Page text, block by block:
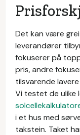
Det kan være
leverandører
fokuserer på
pris, andre
tilsvarende
Vi testet de ulike
i et hus med
takstein. Taket